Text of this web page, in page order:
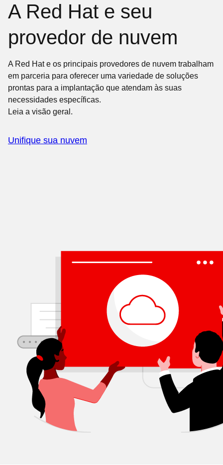
A Red Hat e seu
provedor de nuvem
A Red Hat e os principais provedores de nuvem trabalham
em parceria para oferecer uma variedade de soluções
prontas para a implantação que atendam às suas
necessidades específicas.
Leia a visão geral.
Unifique sua nuvem